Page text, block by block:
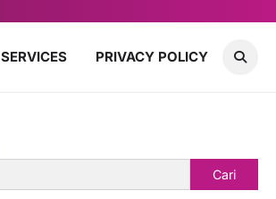
SERVICES PRIVACY POLICY
Cari